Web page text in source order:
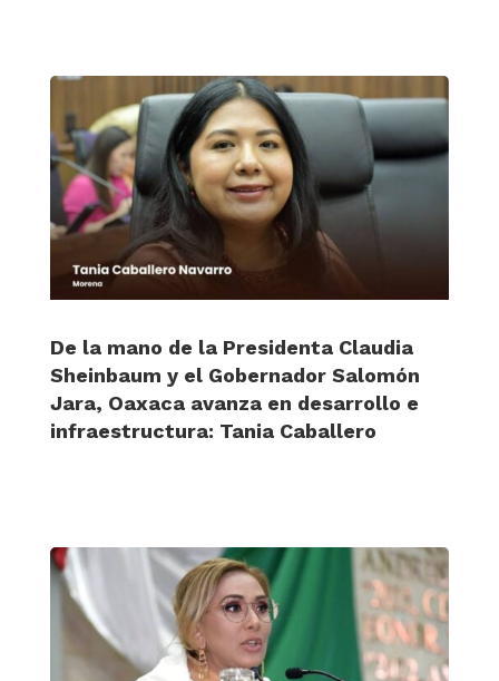
De la mano de la Presidenta Claudia
Sheinbaum y el Gobernador Salomón
Jara, Oaxaca avanza en desarrollo e
infraestructura: Tania Caballero